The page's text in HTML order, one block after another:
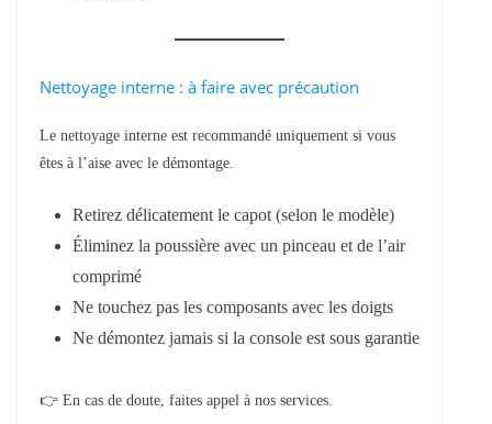
Nettoyage interne : à faire avec précaution
Le nettoyage interne est recommandé uniquement si vous
êtes à l’aise avec le démontage.
Retirez délicatement le capot (selon le modèle)
Éliminez la poussière avec un pinceau et de l’air
comprimé
Ne touchez pas les composants avec les doigts
Ne démontez jamais si la console est sous garantie
👉 En cas de doute, faites appel à nos services.